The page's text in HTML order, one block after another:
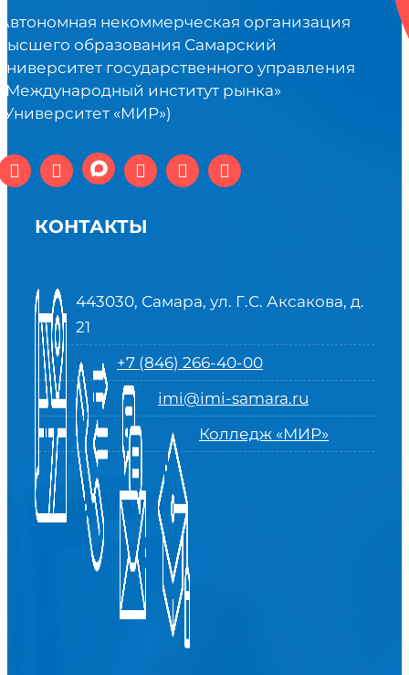
некоммерческая организация
образования Самарский
государственного управления
институт рынка»
«МИР»)
КОНТАКТЫ
443030, Самара, ул. Г.С. Аксакова, д.
21
+7 (846) 266-40-00
imi@imi-samara.ru
Колледж «МИР»